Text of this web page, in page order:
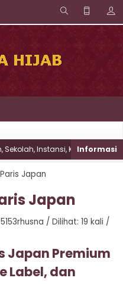
Instansi, Komunitas &
Japan
Japan
/ Dilihat: 19 kali /
Japan Premium
Label, dan